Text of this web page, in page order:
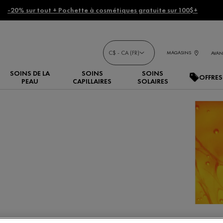
-20% sur tout + Pochette à cosmétiques gratuite sur 100$+
C$ - CA (FR) MAGASINS
SOINS DE LA
PEAU
SOINS
CAPILLAIRES
SOINS
SOLAIRES
OFFRES